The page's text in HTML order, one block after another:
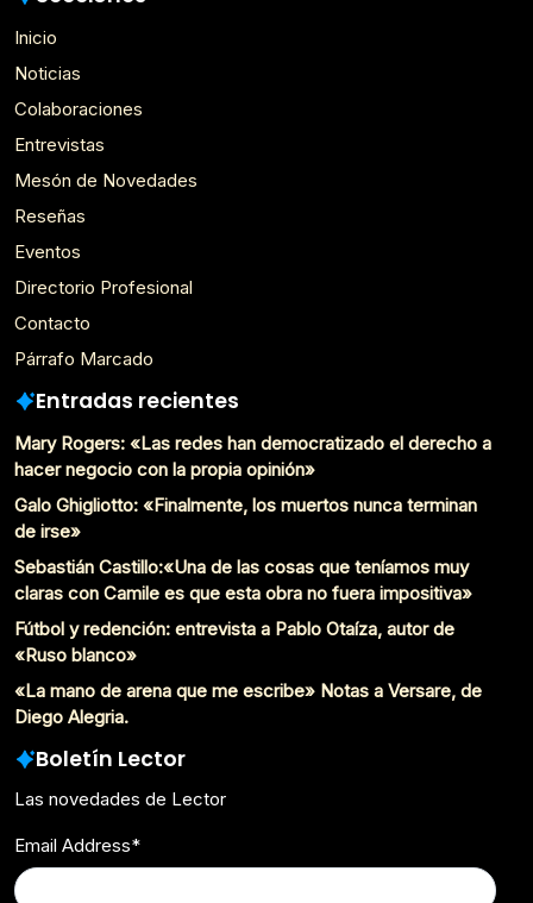
Inicio
Noticias
Colaboraciones
Entrevistas
Mesón de Novedades
Reseñas
Eventos
Directorio Profesional
Contacto
Párrafo Marcado
Entradas recientes
Mary Rogers: «Las redes han democratizado el derecho a
hacer negocio con la propia opinión»
Galo Ghigliotto: «Finalmente, los muertos nunca terminan
de irse»
Sebastián Castillo:«Una de las cosas que teníamos muy
claras con Camile es que esta obra no fuera impositiva»
Fútbol y redención: entrevista a Pablo Otaíza, autor de
«Ruso blanco»
«La mano de arena que me escribe» Notas a Versare, de
Diego Alegria.
Boletín Lector
Las novedades de Lector
Email Address*